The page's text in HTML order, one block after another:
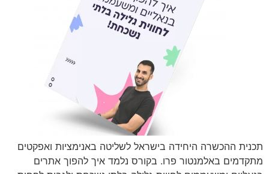
תכנית ההכשרה היחידה בישראל לשליטה באנימציות ואפקטים
מתקדמים באלמנטור פרו. בקורס נלמד איך להפוך אתרים